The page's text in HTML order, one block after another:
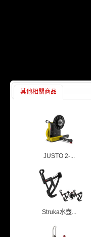
其他相關商品
JUSTO 2-...
Struka水壺...